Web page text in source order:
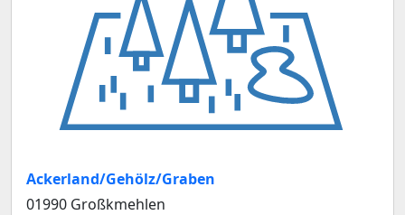
Ackerland/Gehölz/Graben
01990 Großkmehlen